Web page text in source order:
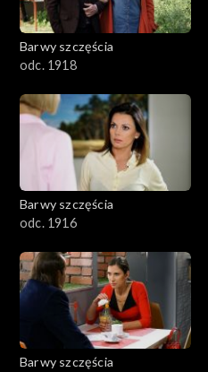
Barwy szczęścia
odc. 1918
Barwy szczęścia
odc. 1916
Barwy szczęścia